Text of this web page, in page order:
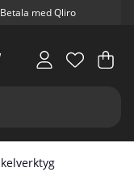
Betala med Qliro
.